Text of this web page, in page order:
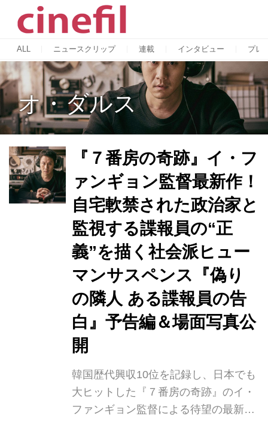
ALL ニュースクリップ 連載 インタビュー プレ
オ・ダルス
『７番房の奇跡』イ・フ
ァンギョン監督最新作！
自宅軟禁された政治家と
監視する諜報員の“正
義”を描く社会派ヒュー
マンサスペンス『偽り
の隣人 ある諜報員の告
白』予告編＆場面写真公
開
韓国歴代興収10位を記録し、日本でも
大ヒットした『７番房の奇跡』のイ・
ファンギョン監督による待望の最新作